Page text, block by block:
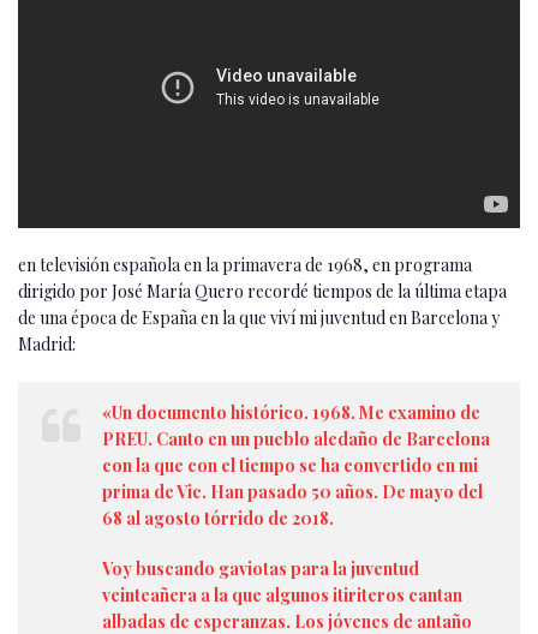
en televisión española en la primavera de 1968, en programa
dirigido por José María Quero recordé tiempos de la última etapa
de una época de España en la que viví mi juventud en Barcelona y
Madrid:
«Un documento histórico. 1968. Me examino de
PREU. Canto en un pueblo aledaño de Barcelona
con la que con el tiempo se ha convertido en mi
prima de Vic. Han pasado 50 años. De mayo del
68 al agosto tórrido de 2018.
Voy buscando gaviotas para la juventud
veinteañera a la que algunos itiriteros cantan
albadas de esperanzas. Los jóvenes de antaño